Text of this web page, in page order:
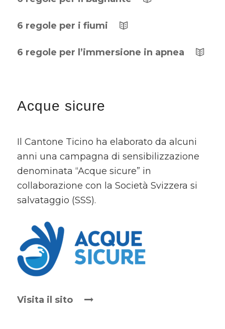
6 regole per i fiumi
6 regole per l’immersione in apnea
Acque sicure
Il Cantone Ticino ha elaborato da alcuni
anni una campagna di sensibilizzazione
denominata “Acque sicure” in
collaborazione con la Società Svizzera si
salvataggio (SSS).
Visita il sito